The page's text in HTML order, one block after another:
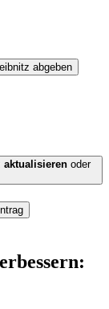
abgeben
aktualisierenoder